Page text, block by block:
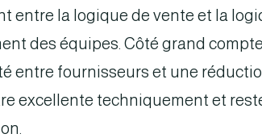
entre la logique de vente et la
des équipes. Côté grand
entre fournisseurs et une
excellente techniquement et